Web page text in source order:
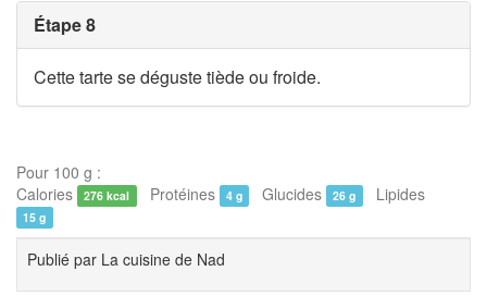
Étape 8
Cette tarte se déguste tiède ou froide.
Pour 100 g :
Calories
276 kcal Protéines 4 g Glucides 26 g Lipides
15 g
Publié par La cuisine de Nad